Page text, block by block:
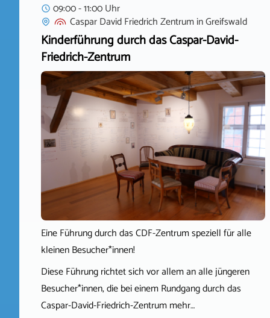
09:00 - 11:00 Uhr
Caspar David Friedrich ZentruminGreifswald
Kinderführung durch das Caspar-David-
Friedrich-Zentrum
Eine Führung durch das CDF-Zentrum speziell für alle
kleinen Besucher*innen!
Diese Führung richtet sich vor allem an alle jüngeren
Besucher*innen, die bei einem Rundgang durch das
Caspar-David-Friedrich-Zentrum mehr…